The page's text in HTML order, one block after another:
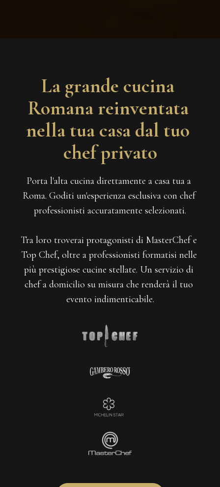
La grande cucina
Romana reinventata
nella tua casa dal tuo
chef privato
Porta l'alta cucina direttamente a casa tua a
Roma. Goditi un'esperienza esclusiva con chef
professionisti accuratamente selezionati.
Tra loro troverai protagonisti di MasterChef e
Top Chef, oltre a professionisti formatisi nelle
più prestigiose cucine stellate. Un servizio di
chef a domicilio su misura che renderà il tuo
evento indimenticabile.